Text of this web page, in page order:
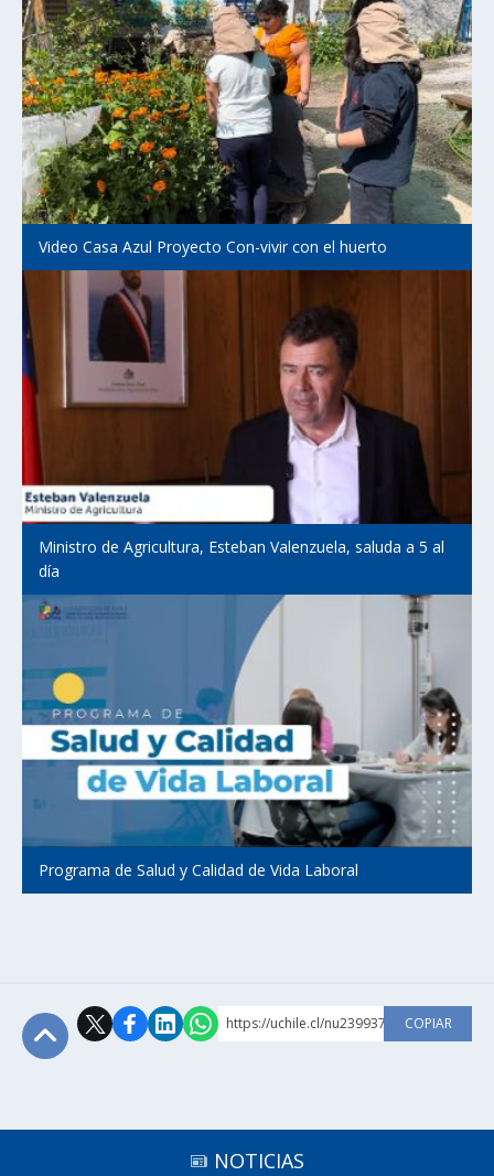
Video Casa Azul Proyecto Con-vivir con el huerto
Ministro de Agricultura, Esteban Valenzuela, saluda a 5 al
día
Programa de Salud y Calidad de Vida Laboral
https://uchile.cl/nu239937 COPIAR
NOTICIAS